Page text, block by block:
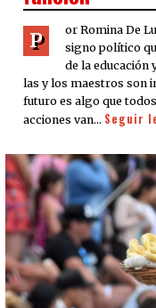
P
or Romina De
signo político
de la educación
las y los maestros son
futuro es algo que
acciones van… Seguir